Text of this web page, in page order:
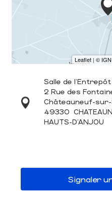
Salle de l'Entrepôt
2 Rue des
Châteauneuf-
49330
HAUTS-D'ANJOU
Signaler